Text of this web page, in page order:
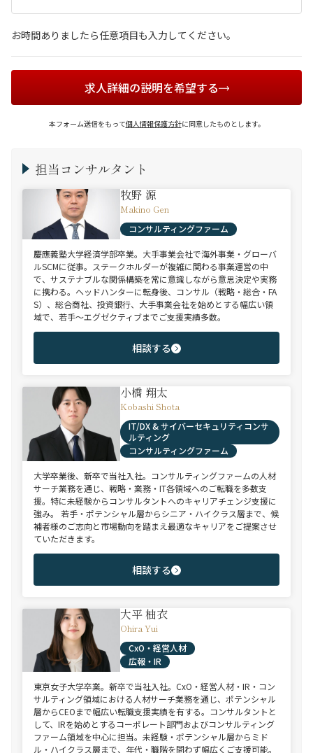
お時間ありましたら任意項目も入力してください。
求人詳細の説明を希望する
本フォーム送信をもって個人情報保護方針に同意したものとします。
担当コンサルタント
牧野 源
Makino Gen
コンサルティングファーム
慶應義塾大学経済学部卒業。大手事業会社で海外事業・グローバ
ルSCMに従事。ステークホルダーが複雑に関わる事業運営の中
で、サステナブルな関係構築を常に意識しながら意思決定や実務
に携わる。ヘッドハンターに転身後、コンサル（戦略・総合・FA
S）、総合商社、投資銀行、大手事業会社を始めとする幅広い領
域で、若手～エグゼクティブまでご支援実績多数。
相談する
小橋 翔太
Kobashi Shota
IT/DX & サイバーセキュリティコンサ
ルティング
コンサルティングファーム
大学卒業後、新卒で当社入社。コンサルティングファームの人材
サーチ業務を通じ、戦略・業務・IT各領域へのご転職を多数支
援。特に未経験からコンサルタントへのキャリアチェンジ支援に
強み。 若手・ポテンシャル層からシニア・ハイクラス層まで、候
補者様のご志向と市場動向を踏まえ最適なキャリアをご提案させ
ていただきます。
相談する
大平 柚衣
Ohira Yui
CxO・経営人材
広報・IR
東京女子大学卒業。新卒で当社入社。CxO・経営人材・IR・コン
サルティング領域における人材サーチ業務を通じ、ポテンシャル
層からCEOまで幅広い転職支援実績を有する。コンサルタントと
して、IRを始めとするコーポレート部門およびコンサルティング
ファーム領域を中心に担当。未経験・ポテンシャル層からミド
ル・ハイクラス層まで、年代・職階を問わず幅広くご支援可能。